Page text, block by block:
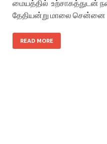
மையத்தில் உற்சாகத்துடன்
தேதியன்று மாலை சென்னை
READ MORE